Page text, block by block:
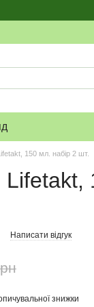
150 мл. набір 2 шт.
Lifetakt,
Написати відгук
знижки